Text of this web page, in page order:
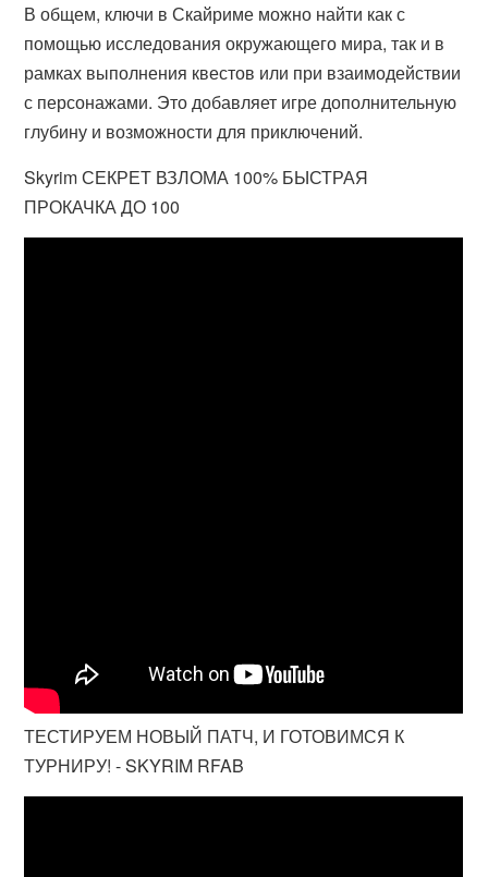
В общем, ключи в Скайриме можно найти как с
помощью исследования окружающего мира, так и в
рамках выполнения квестов или при взаимодействии
с персонажами. Это добавляет игре дополнительную
глубину и возможности для приключений.
Skyrim СЕКРЕТ ВЗЛОМА 100% БЫСТРАЯ
ПРОКАЧКА ДО 100
ТЕСТИРУЕМ НОВЫЙ ПАТЧ, И ГОТОВИМСЯ К
ТУРНИРУ! - SKYRIM RFAB